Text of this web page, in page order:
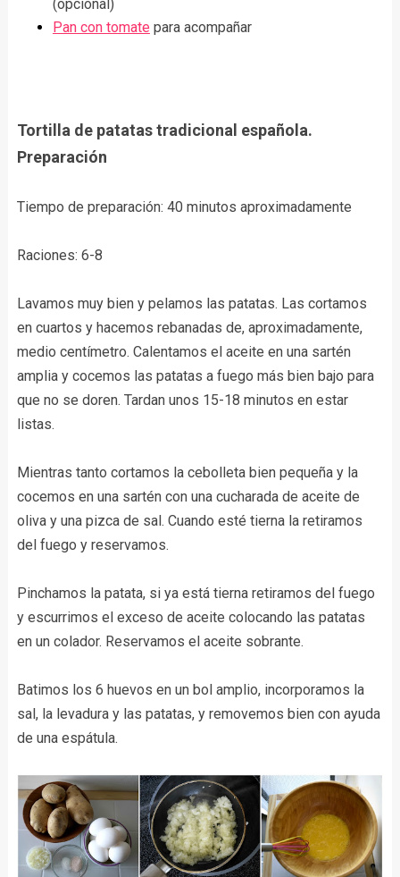
(opcional)
Pan con tomate para acompañar
Tortilla de patatas tradicional española.
Preparación
Tiempo de preparación: 40 minutos aproximadamente
Raciones: 6-8
Lavamos muy bien y pelamos las patatas. Las cortamos
en cuartos y hacemos rebanadas de, aproximadamente,
medio centímetro. Calentamos el aceite en una sartén
amplia y cocemos las patatas a fuego más bien bajo para
que no se doren. Tardan unos 15-18 minutos en estar
listas.
Mientras tanto cortamos la cebolleta bien pequeña y la
cocemos en una sartén con una cucharada de aceite de
oliva y una pizca de sal. Cuando esté tierna la retiramos
del fuego y reservamos.
Pinchamos la patata, si ya está tierna retiramos del fuego
y escurrimos el exceso de aceite colocando las patatas
en un colador. Reservamos el aceite sobrante.
Batimos los 6 huevos en un bol amplio, incorporamos la
sal, la levadura y las patatas, y removemos bien con ayuda
de una espátula.